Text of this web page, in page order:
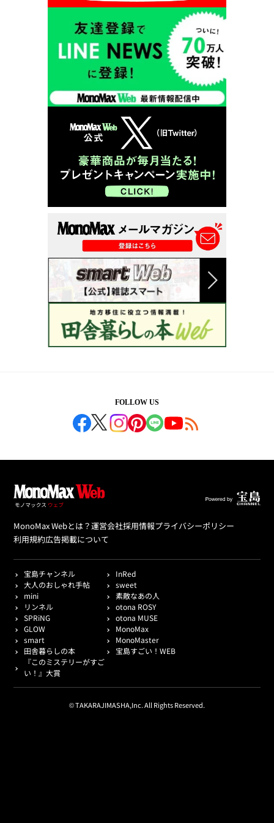
FOLLOW US
MonoMax Webとは？運営会社採用情報プライバシーポリシー
利用規約広告掲載について
宝島チャンネル
InRed
大人のおしゃれ手帖
sweet
mini
素敵なあの人
リンネル
otona ROSY
SPRiNG
otona MUSE
GLOW
MonoMax
smart
MonoMaster
田舎暮らしの本
宝島すごい！WEB
『このミステリーがすご
い！』大賞
© TAKARAJIMASHA,Inc. All Rights Reserved.